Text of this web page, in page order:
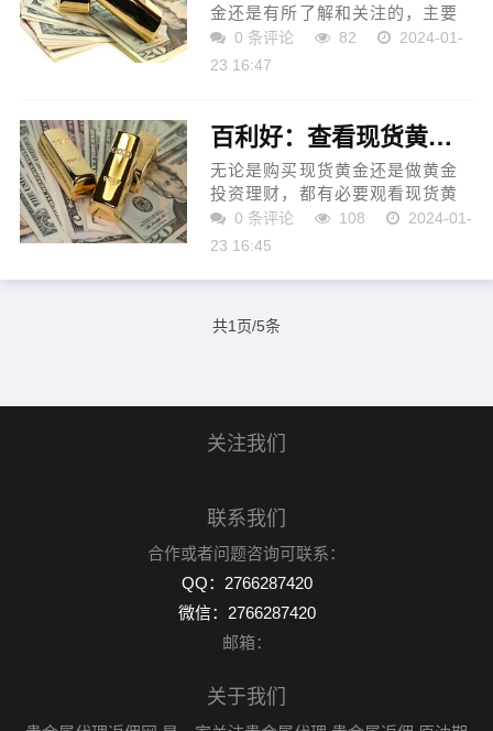
金还是有所了解和关注的，主要
还是因为现货黄金存在一定的交
易优势，加上现货黄金本身的交
0 条评论 82
2024-01-
23 16:47
百利好：查看现货黄金k线图的方式
无论是购买现货黄金还是做黄金
投资理财，都有必要观看现货黄
金k线图。因为现货黄金在一定程
度上与网上黄金投资理财有相似
高时，黄金的投资理财往...
0 条评论 108
2024-01-
23 16:45
共1页/5条
关注我们
联系我们
合作或者问题咨询可联系：
QQ：2766287420
微信：2766287420
邮箱：
关于我们